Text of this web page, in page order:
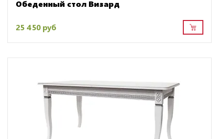
Обеденный стол Визард
25 450 руб